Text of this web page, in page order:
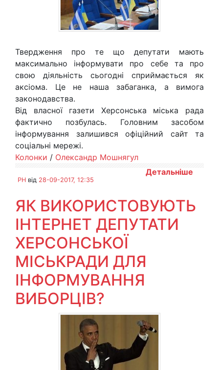
Твердження про те що депутати мають
максимально інформувати про себе та про
свою діяльність сьогодні сприймається як
аксіома. Це не наша забаганка, а вимога
законодавства.
Від власної газети Херсонська міська рада
фактично позбулась. Головним засобом
інформування залишився офіційний сайт та
соціальні мережі.
Колонки / Олександр Мошнягул
Детальніше
PH від 28-09-2017, 12:35
ЯК ВИКОРИСТОВУЮТЬ
ІНТЕРНЕТ ДЕПУТАТИ
ХЕРСОНСЬКОЇ
МІСЬКРАДИ ДЛЯ
ІНФОРМУВАННЯ
ВИБОРЦІВ?